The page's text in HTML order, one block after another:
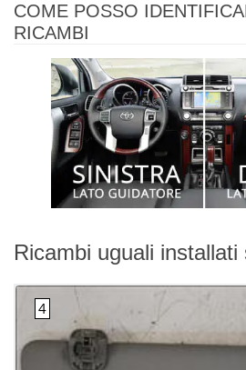
COME POSSO
RICAMBI
Ricambi uguali installati